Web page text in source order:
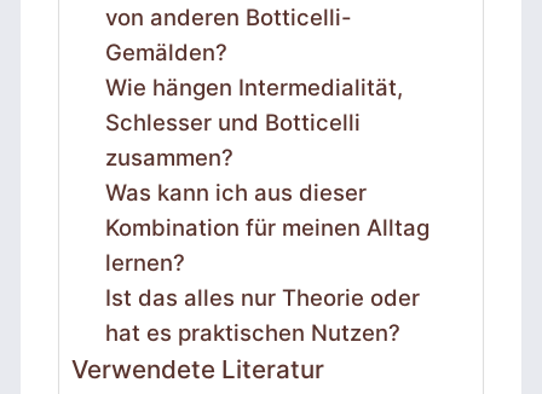
von anderen Botticelli-
Gemälden?
Wie hängen Intermedialität,
Schlesser und Botticelli
zusammen?
Was kann ich aus dieser
Kombination für meinen Alltag
lernen?
Ist das alles nur Theorie oder
hat es praktischen Nutzen?
Verwendete Literatur